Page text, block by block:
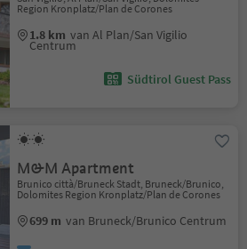
Region Kronplatz/Plan de Corones
1.8 km van Al Plan/San Vigilio
Centrum
Südtirol Guest Pass
M&M Apartment
Brunico città/Bruneck Stadt, Bruneck/Brunico,
Dolomites Region Kronplatz/Plan de Corones
699 m van Bruneck/Brunico Centrum